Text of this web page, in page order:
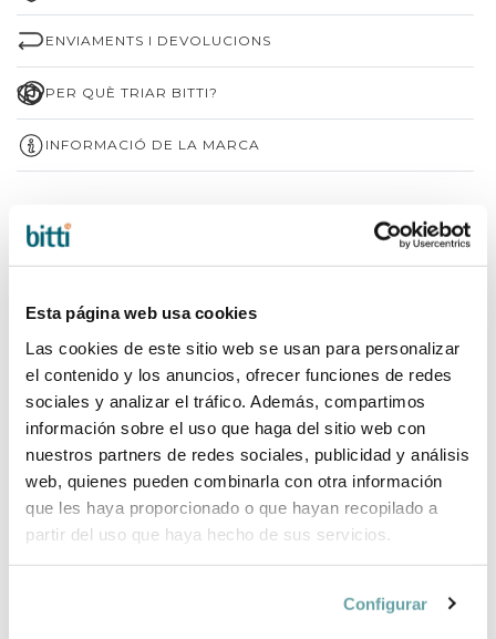
Esta página web usa cookies
Las cookies de este sitio web se usan para personalizar
el contenido y los anuncios, ofrecer funciones de redes
sociales y analizar el tráfico. Además, compartimos
información sobre el uso que haga del sitio web con
nuestros partners de redes sociales, publicidad y análisis
web, quienes pueden combinarla con otra información
que les haya proporcionado o que hayan recopilado a
partir del uso que haya hecho de sus servicios.
Configurar
ENVIAMENTS I DEVOLUCIONS
PER QUÈ TRIAR BITTI?
INFORMACIÓ DE LA MARCA